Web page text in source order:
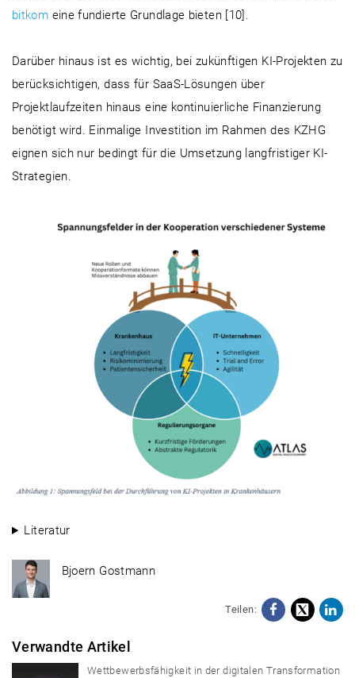
bitkom eine fundierte Grundlage bieten [10].
Darüber hinaus ist es wichtig, bei zukünftigen KI-Projekten zu
berücksichtigen, dass für SaaS-Lösungen über
Projektlaufzeiten hinaus eine kontinuierliche Finanzierung
benötigt wird. Einmalige Investition im Rahmen des KZHG
eignen sich nur bedingt für die Umsetzung langfristiger KI-
Strategien.
Literatur
Bjoern Gostmann
Teilen: X
Verwandte Artikel
Wettbewerbsfähigkeit in der digitalen Transformation